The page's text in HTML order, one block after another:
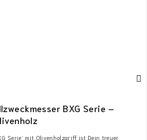
BXG Serie –
Serie‘ mit Olivenholzgriff ist Dein treuer